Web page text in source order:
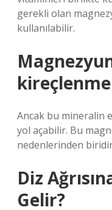
gerekli olan
kullanılabilir.
Ancak bu mineralin
yol açabilir. Bu
nedenlerinden
Diz
Gelir?